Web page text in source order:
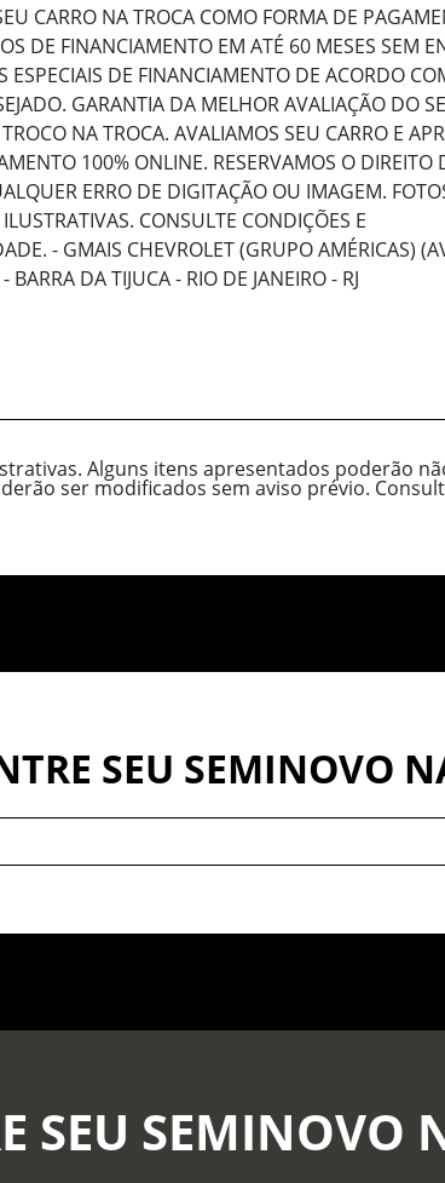
CARRO NA TROCA COMO FORMA DE
DE FINANCIAMENTO EM ATÉ 60 MESES SEM
ESPECIAIS DE FINANCIAMENTO DE ACORDO
GARANTIA DA MELHOR AVALIAÇÃO DO
NA TROCA. AVALIAMOS SEU CARRO E
100% ONLINE. RESERVAMOS O DIREITO
ERRO DE DIGITAÇÃO OU IMAGEM.
CONSULTE CONDIÇÕES E
- GMAIS CHEVROLET (GRUPO AMÉRICAS)
BARRA DA TIJUCA - RIO DE JANEIRO - RJ
Alguns itens apresentados poderão
ser modificados sem aviso prévio.
SEU SEMINOVO
SEU SEMINOVO